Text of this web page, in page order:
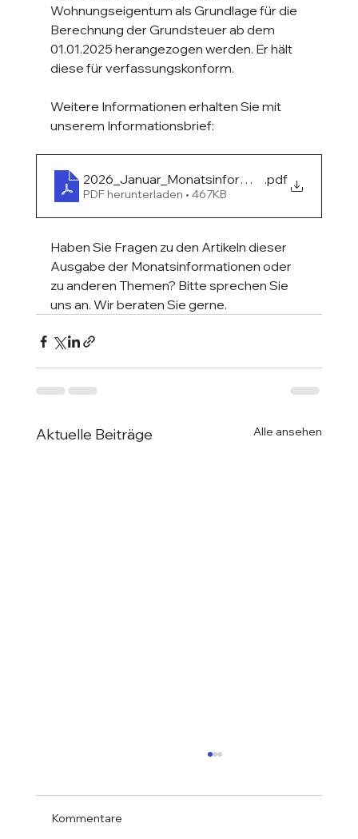
Wohnungseigentum als Grundlage für die
Berechnung der Grundsteuer ab dem
01.01.2025 herangezogen werden. Er hält
diese für verfassungskonform.
Weitere Informationen erhalten Sie mit
unserem Informationsbrief:
2026_Januar_Monatsinformation
.pdf
PDF herunterladen • 467KB
Haben Sie Fragen zu den Artikeln dieser
Ausgabe der Monatsinformationen oder
zu anderen Themen? Bitte sprechen Sie
uns an. Wir beraten Sie gerne.
Aktuelle Beiträge Alle ansehen
Kommentare